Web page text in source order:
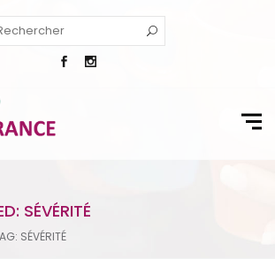
SÉVÉRITÉ
SÉVÉRITÉ